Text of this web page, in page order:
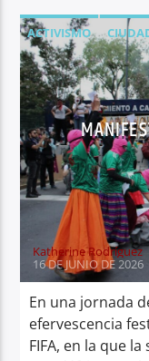
ACTIVISMO
PRINCIPAL
Katherine Rodríguez
16 DE JUNIO DE 2026
En una jornada
efervescencia
FIFA, en la que